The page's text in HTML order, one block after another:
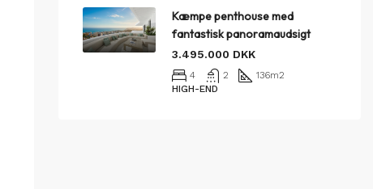
Kæmpe penthouse med
fantastisk panoramaudsigt
3.495.000 DKK
4 2 136m2
HIGH-END